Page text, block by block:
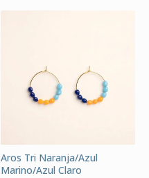
Aros Tri Naranja/Azul
Marino/Azul Claro